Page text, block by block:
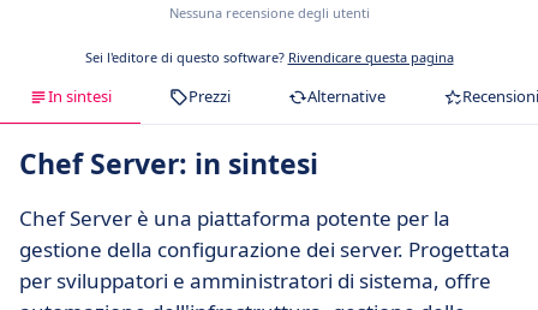
Nessuna recensione degli utenti
Sei l'editore di questo software? Rivendicare questa pagina
In sintesi Prezzi Alternative Recensioni
Chef Server: in sintesi
Chef Server è una piattaforma potente per la
gestione della configurazione dei server. Progettata
per sviluppatori e amministratori di sistema, offre